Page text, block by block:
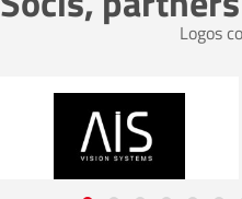
Logos